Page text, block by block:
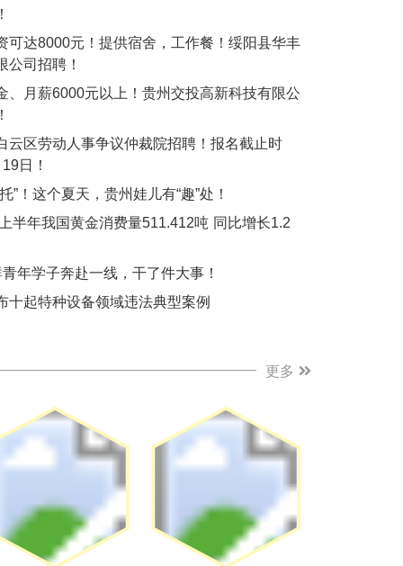
可达8000元！提供宿舍，工作餐！绥阳县华丰
公司招聘！
、月薪6000元以上！贵州交投高新科技有限公
云区劳动人事争议仲裁院招聘！报名截止时
日！
”！这个夏天，贵州娃儿有“趣”处！
半年我国黄金消费量511.412吨 同比增长1.2
年学子奔赴一线，干了件大事！
十起特种设备领域违法典型案例
更多